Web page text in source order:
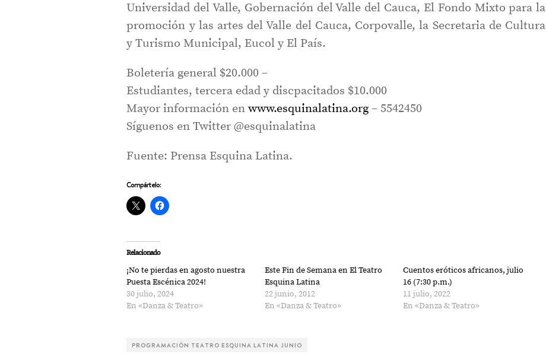
Universidad del Valle, Gobernación del Valle del Cauca, El Fondo Mixto para la
promoción y las artes del Valle del Cauca, Corpovalle, la Secretaria de Cultura
y Turismo Municipal, Eucol y El País.
Boletería general $20.000 –
Estudiantes, tercera edad y discpacitados $10.000
Mayor información enwww.esquinalatina.org – 5542450
Síguenos en Twitter @esquinalatina
Fuente: Prensa Esquina Latina.
Compártelo:
Relacionado
¡No te pierdas en agosto nuestra
Puesta Escénica 2024!
30 julio, 2024
En «Danza & Teatro»
Este Fin de Semana en El Teatro
Esquina Latina
22 junio, 2012
En «Danza & Teatro»
Cuentos eróticos africanos, julio
16 (7:30 p.m.)
11 julio, 2022
En «Danza & Teatro»
PROGRAMACIÓN TEATRO ESQUINA LATINA JUNIO